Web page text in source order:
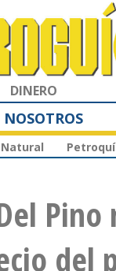
DINERO
NOSOTROS
Natural
del